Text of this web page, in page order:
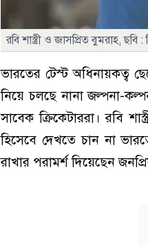
রবি শাস্ত্রী ও জাসপ্রিত বুমরাহ, ছবি
ভারতের টেস্ট অধিনায়কত্ব
নিয়ে চলছে নানা জল্পনা-
সাবেক ক্রিকেটাররা। রবি
হিসেবে দেখতে চান না
রাখার পরামর্শ দিয়েছেন